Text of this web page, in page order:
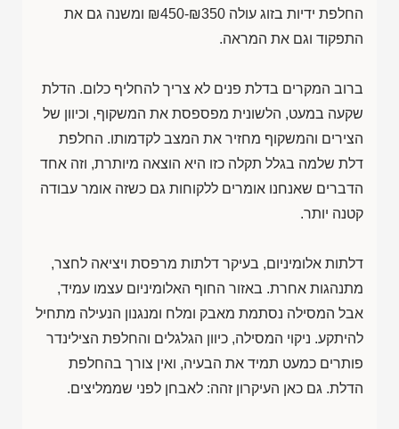
החלפת ידיות בזוג עולה ₪450-₪350 ומשנה גם את
התפקוד וגם את המראה.
ברוב המקרים בדלת פנים לא צריך להחליף כלום. הדלת
שקעה במעט, הלשונית מפספסת את המשקוף, וכיוון של
הצירים והמשקוף מחזיר את המצב לקדמותו. החלפת
דלת שלמה בגלל תקלה כזו היא הוצאה מיותרת, וזה אחד
הדברים שאנחנו אומרים ללקוחות גם כשזה אומר עבודה
קטנה יותר.
דלתות אלומיניום, בעיקר דלתות מרפסת ויציאה לחצר,
מתנהגות אחרת. באזור החוף האלומיניום עצמו עמיד,
אבל המסילה נסתמת מאבק ומלח ומנגנון הנעילה מתחיל
להיתקע. ניקוי המסילה, כיוון הגלגלים והחלפת הצילינדר
פותרים כמעט תמיד את הבעיה, ואין צורך בהחלפת
הדלת. גם כאן העיקרון זהה: לאבחן לפני שממליצים.